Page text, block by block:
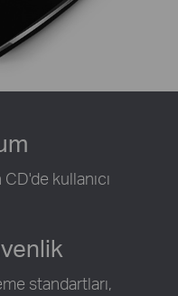
kullanıcı
standartları,